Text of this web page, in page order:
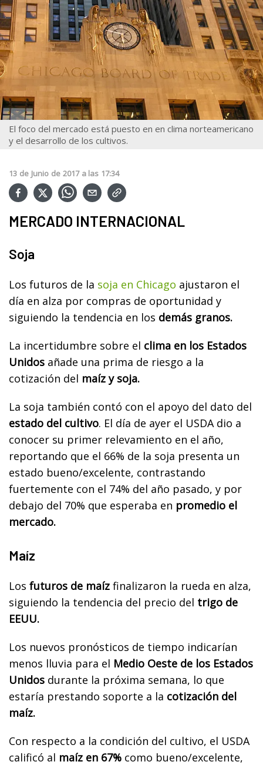
El foco del mercado está puesto en en clima norteamericano
y el desarrollo de los cultivos.
13 de Junio de 2017 a las 17:34
MERCADO INTERNACIONAL
Soja
Los futuros de la soja en Chicago ajustaron el
día en alza por compras de oportunidad y
siguiendo la tendencia en los demás granos.
La incertidumbre sobre el clima en los Estados
Unidos añade una prima de riesgo a la
cotización del maíz y soja.
La soja también contó con el apoyo del dato del
estado del cultivo. El día de ayer el USDA dio a
conocer su primer relevamiento en el año,
reportando que el 66% de la soja presenta un
estado bueno/excelente, contrastando
fuertemente con el 74% del año pasado, y por
debajo del 70% que esperaba en promedio el
mercado.
Maíz
Los futuros de maíz finalizaron la rueda en alza,
siguiendo la tendencia del precio del trigo de
EEUU.
Los nuevos pronósticos de tiempo indicarían
menos lluvia para el Medio Oeste de los Estados
Unidos durante la próxima semana, lo que
estaría prestando soporte a la cotización del
maíz.
Con respecto a la condición del cultivo, el USDA
calificó al maíz en 67% como bueno/excelente,